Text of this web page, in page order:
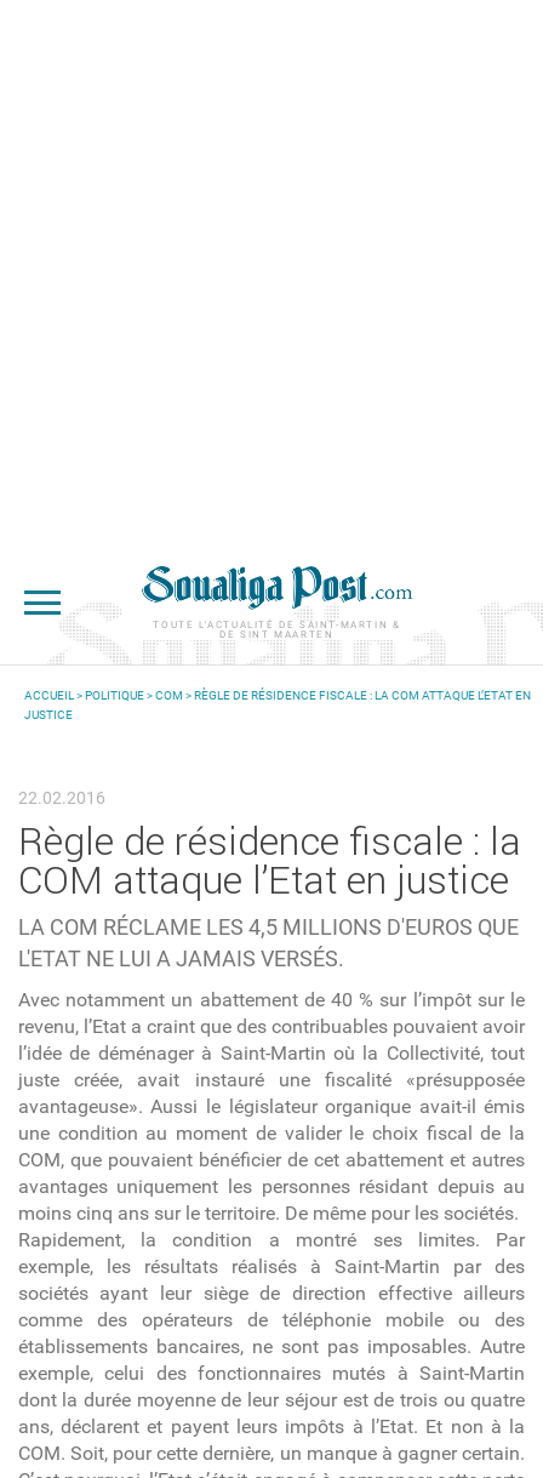
TOUTE L'ACTUALITÉ DE SAINT-MARTIN &
DE SINT MAARTEN
VOUS ÊTES ICI
ACCUEIL >POLITIQUE>COM > RÈGLE DE RÉSIDENCE FISCALE : LA COM ATTAQUE L’ETAT EN
JUSTICE
22.02.2016
Règle de résidence fiscale : la
COM attaque l’Etat en justice
LA COM RÉCLAME LES 4,5 MILLIONS D'EUROS QUE
L'ETAT NE LUI A JAMAIS VERSÉS.
Avec notamment un abattement de 40 % sur l’impôt sur le
revenu, l’Etat a craint que des contribuables pouvaient avoir
l’idée de déménager à Saint-Martin où la Collectivité, tout
juste créée, avait instauré une fiscalité «présupposée
avantageuse». Aussi le législateur organique avait-il émis
une condition au moment de valider le choix fiscal de la
COM, que pouvaient bénéficier de cet abattement et autres
avantages uniquement les personnes résidant depuis au
moins cinq ans sur le territoire. De même pour les sociétés.
Rapidement, la condition a montré ses limites. Par
exemple, les résultats réalisés à Saint-Martin par des
sociétés ayant leur siège de direction effective ailleurs
comme des opérateurs de téléphonie mobile ou des
établissements bancaires, ne sont pas imposables. Autre
exemple, celui des fonctionnaires mutés à Saint-Martin
dont la durée moyenne de leur séjour est de trois ou quatre
ans, déclarent et payent leurs impôts à l’Etat. Et non à la
COM. Soit, pour cette dernière, un manque à gagner certain.